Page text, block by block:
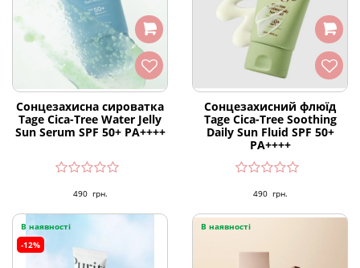
Сонцезахисна сироватка
Tage Cica-Tree Water Jelly
Sun Serum SPF 50+ PA++++
490 грн.
Сонцезахисний флюїд
Tage Cica-Tree Soothing
Daily Sun Fluid SPF 50+
PA++++
490 грн.
В наявності
-12%
В наявності